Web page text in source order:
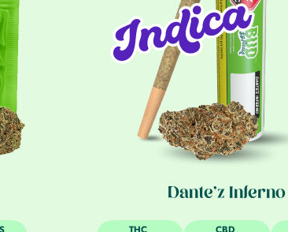
Dante’z Inferno
THC CBD